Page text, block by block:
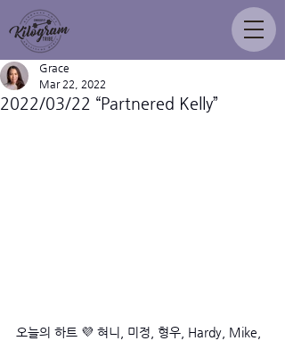
2022/03/22 “Partnered Kelly”
Grace
Mar 22, 2022
오늘의 하트 💜 혀니, 미정, 형우, Hardy, Mike,